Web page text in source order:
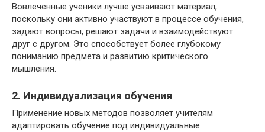
Вовлеченные ученики лучше усваивают материал,
поскольку они активно участвуют в процессе обучения,
задают вопросы, решают задачи и взаимодействуют
друг с другом. Это способствует более глубокому
пониманию предмета и развитию критического
мышления.
2. Индивидуализация обучения
Применение новых методов позволяет учителям
адаптировать обучение под индивидуальные